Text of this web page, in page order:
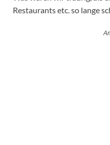
Restaurants etc. so lange